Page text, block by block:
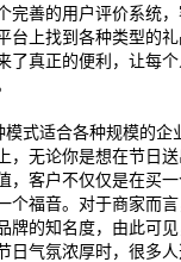
完善的用户评价系统
台上找到各种类型的
了真正的便利，让每
式适合各种规模的企
，无论你是想在节日
，客户不仅仅是在买
个福音。对于商家而
牌的知名度，由此可
日气氛浓厚时，很多